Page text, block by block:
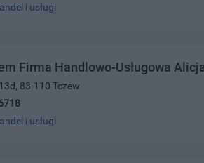
i usługi
Firma Handlowo-Usługowa
83-110 Tczew
i usługi